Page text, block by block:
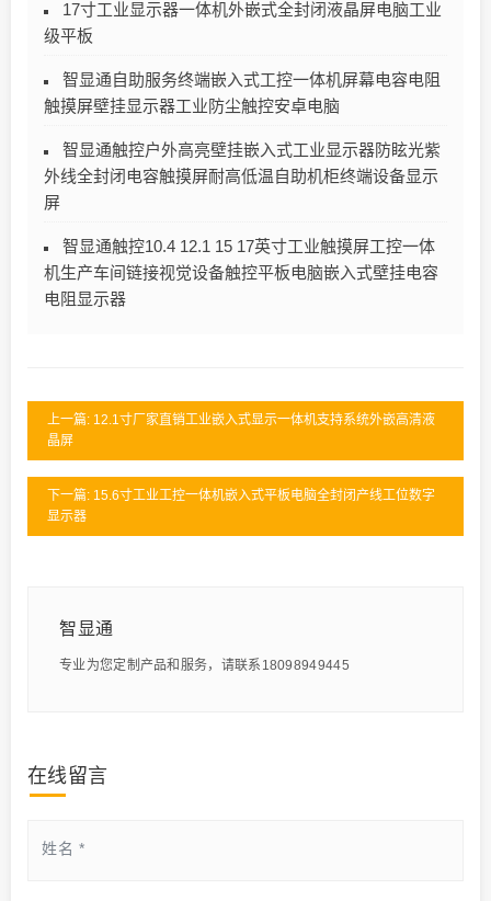
17寸工业显示器一体机外嵌式全封闭液晶屏电脑工业
级平板
智显通自助服务终端嵌入式工控一体机屏幕电容电阻
触摸屏壁挂显示器工业防尘触控安卓电脑
智显通触控户外高亮壁挂嵌入式工业显示器防眩光紫
外线全封闭电容触摸屏耐高低温自助机柜终端设备显示
屏
智显通触控10.4 12.1 15 17英寸工业触摸屏工控一体
机生产车间链接视觉设备触控平板电脑嵌入式壁挂电容
电阻显示器
上一篇: 12.1寸厂家直销工业嵌入式显示一体机支持系统外嵌高清液
晶屏
下一篇: 15.6寸工业工控一体机嵌入式平板电脑全封闭产线工位数字
显示器
智显通
专业为您定制产品和服务，请联系18098949445
在线留言